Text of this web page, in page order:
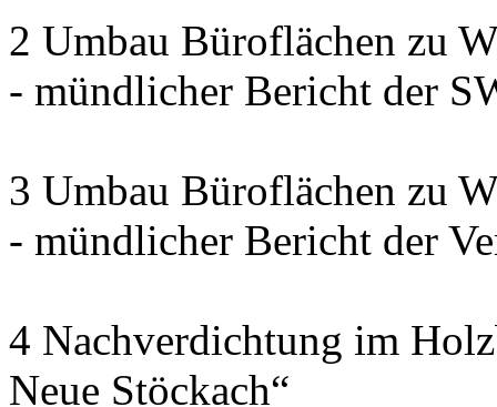
2 Umbau Büroflächen zu
- mündlicher Bericht der
3 Umbau Büroflächen zu
- mündlicher Bericht der
4 Nachverdichtung im
Neue Stöckach“